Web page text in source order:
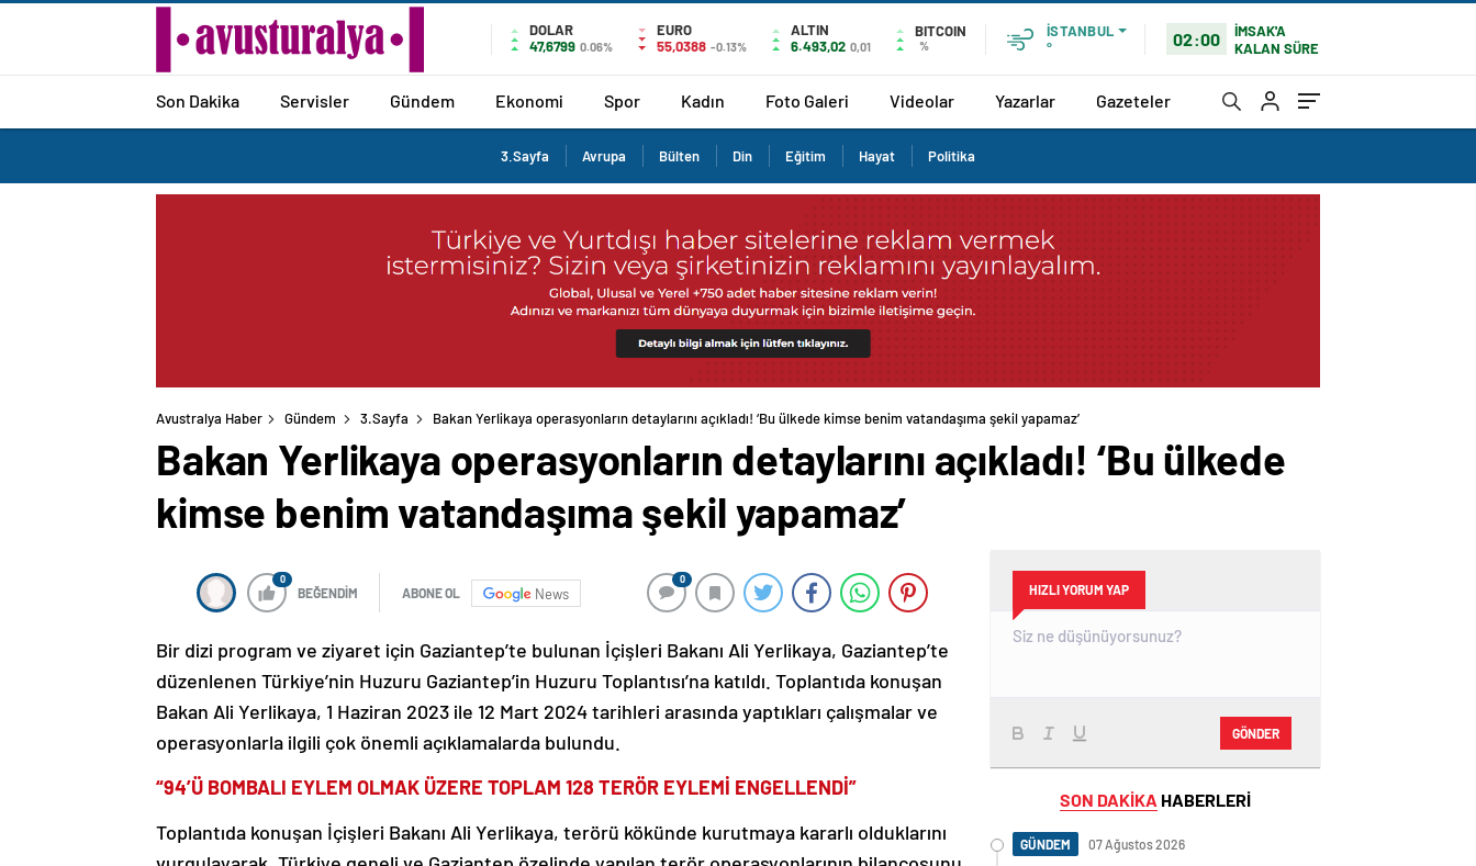
DOLAR
47,6799 0.06%
EURO
55,0388 -0.13%
ALTIN
6.493,02 0,01
BITCOIN
%
İSTANBUL
°
02:00
İMSAK'A
KALAN SÜRE
Son Dakika Servisler Gündem Ekonomi Spor Kadın Foto Galeri Videolar Yazarlar Gazeteler
3.Sayfa Avrupa Bülten Din Eğitim Hayat Politika
Avustralya Haber Gündem 3.Sayfa Bakan Yerlikaya operasyonların detaylarını açıkladı! ‘Bu ülkede kimse benim vatandaşıma şekil yapamaz’
Bakan Yerlikaya operasyonların detaylarını açıkladı! ‘Bu ülkede
kimse benim vatandaşıma şekil yapamaz’
0
BEĞENDİM ABONE OL News
0
Bir dizi program ve ziyaret için Gaziantep’te bulunan İçişleri Bakanı Ali Yerlikaya, Gaziantep’te
düzenlenen Türkiye’nin Huzuru Gaziantep’in Huzuru Toplantısı’na katıldı. Toplantıda konuşan
Bakan Ali Yerlikaya, 1 Haziran 2023 ile 12 Mart 2024 tarihleri arasında yaptıkları çalışmalar ve
operasyonlarla ilgili çok önemli açıklamalarda bulundu.
“94’Ü BOMBALI EYLEM OLMAK ÜZERE TOPLAM 128 TERÖR EYLEMİ ENGELLENDİ”
Toplantıda konuşan İçişleri Bakanı Ali Yerlikaya, terörü kökünde kurutmaya kararlı olduklarını
HIZLI YORUM YAP
GÖNDER
SON DAKİKA HABERLERİ
GÜNDEM 07 Ağustos 2026